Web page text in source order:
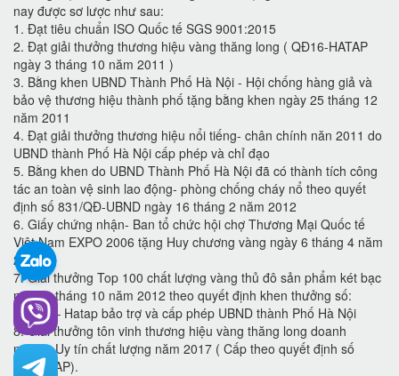
nay được sơ lược như sau:
1. Đạt tiêu chuẩn ISO Quốc tế SGS 9001:2015
2. Đạt giải thưởng thương hiệu vàng thăng long ( QĐ16-HATAP
ngày 3 tháng 10 năm 2011 )
3. Bằng khen UBND Thành Phố Hà Nội - Hội chống hàng giả và
bảo vệ thương hiệu thành phố tặng bằng khen ngày 25 tháng 12
năm 2011
4. Đạt giải thưởng thương hiệu nổi tiếng- chân chính năn 2011 do
UBND thành Phố Hà Nội cấp phép và chỉ đạo
5. Bằng khen do UBND Thành Phố Hà Nội đã có thành tích công
tác an toàn vệ sinh lao động- phòng chống cháy nổ theo quyết
định số 831/QĐ-UBND ngày 16 tháng 2 năm 2012
6. Giấy chứng nhận- Ban tổ chức hội chợ Thương Mại Quốc tế
Việt Nam EXPO 2006 tặng Huy chương vàng ngày 6 tháng 4 năm
2006
7. Giải thưởng Top 100 chất lượng vàng thủ đô sản phẩm két bạc
ngày 1 tháng 10 năm 2012 theo quyết định khen thưởng số:
37/QĐ – Hatap bảo trợ và cấp phép UBND thành Phố Hà Nội
8. Giải thưởng tôn vinh thương hiệu vàng thăng long doanh
nghiệp Uy tín chất lượng năm 2017 ( Cấp theo quyết định số
98/HATAP).